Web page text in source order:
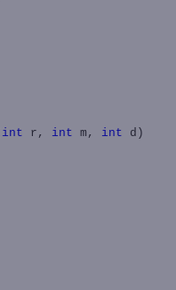
int r, int m, int d)